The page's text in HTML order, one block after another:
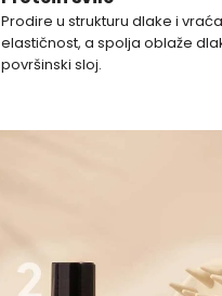
Prodire u strukturu dlake i
elastičnost, a spolja oblaže
površinski sloj.